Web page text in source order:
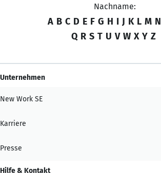
Nachname:
A B C D E F G H I J K L M N
Q R S T U V W X Y Z
Unternehmen
New Work SE
Karriere
Presse
Hilfe & Kontakt